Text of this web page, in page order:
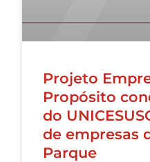
Projeto
Propósito
do
de empresas
Parque